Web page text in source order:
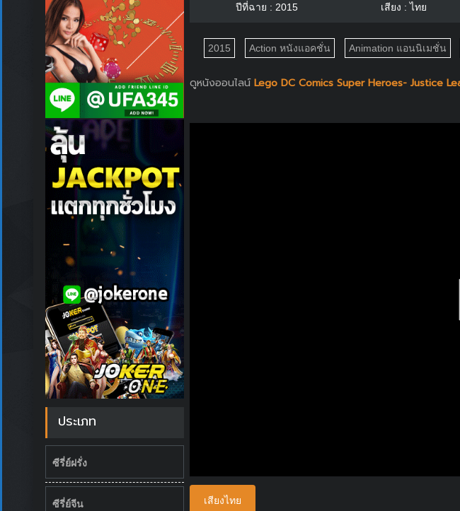
ประเภท
ซีรี่ย์ฝรั่ง
ซีรี่ย์จีน
ปีที่ฉาย : 2015 เสียง : ไทย
2015 Action หนังแอคชั่น Animation แอนนิเมชั่น
ดูหนังออนไลน์Lego DC Comics Super Heroes- Justice
เสียงไทย